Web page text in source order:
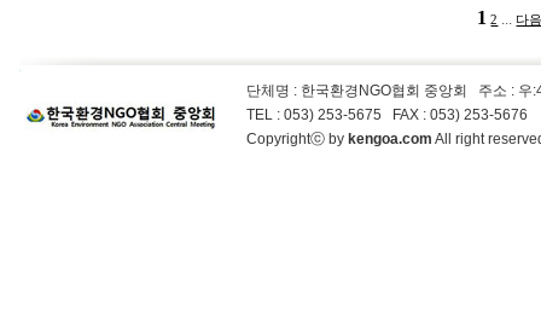
1 2 ... 다
단체명 : 한국환경NGO협회 중앙회 주소 : 우
TEL : 053) 253-5675 FAX : 053) 253-5676
Copyrightⓒ by kengoa.com All right